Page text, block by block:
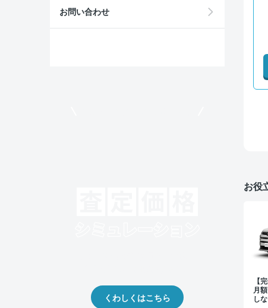
お役
【
月
し
お問い合わせ
くわしくはこちら